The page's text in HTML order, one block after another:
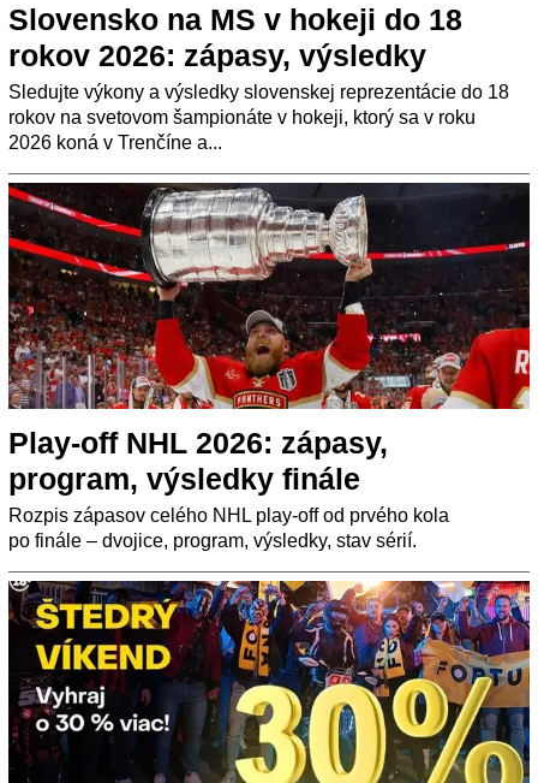
Slovensko na MS v hokeji do 18
rokov 2026: zápasy, výsledky
Sledujte výkony a výsledky slovenskej reprezentácie do 18
rokov na svetovom šampionáte v hokeji, ktorý sa v roku
2026 koná v Trenčíne a...
Play-off NHL 2026: zápasy,
program, výsledky finále
Rozpis zápasov celého NHL play-off od prvého kola
po finále – dvojice, program, výsledky, stav sérií.